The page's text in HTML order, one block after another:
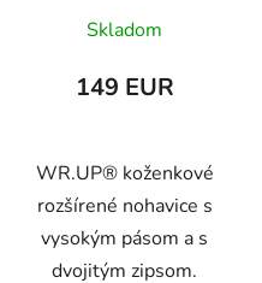
dvojitým zipsom,
WRUP24HS315
Skladom
149 EUR
WR.UP® koženkové
rozšírené nohavice s
vysokým pásom a s
dvojitým zipsom.